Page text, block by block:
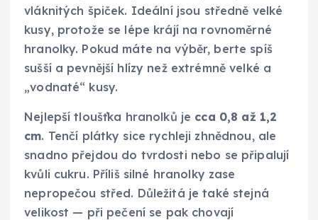
vláknitých špiček. Ideální jsou středně velké
kusy, protože se lépe krájí na rovnoměrné
hranolky. Pokud máte na výběr, berte spíš
sušší a pevnější hlízy než extrémně velké a
„vodnaté“ kusy.
Nejlepší tloušťka hranolků je cca 0,8 až 1,2
cm. Tenčí plátky sice rychleji zhnědnou, ale
snadno přejdou do tvrdosti nebo se připalují
kvůli cukru. Příliš silné hranolky zase
nepropečou střed. Důležitá je také stejná
velikost — při pečení se pak chovají